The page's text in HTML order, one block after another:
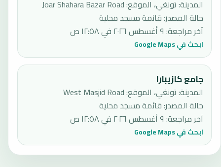
المدينة: تونغي، الموقع: Joar Shahara Bazar Road
حالة المصدر:قائمة مسجد محلية
آخر مراجعة: ٩ أغسطس ٢٠٢٦ في ١٢:٥٨ ص
ابحث في Google Maps
جامع كازيبارا
المدينة: تونغي، الموقع: West Masjid Road
حالة المصدر:قائمة مسجد محلية
آخر مراجعة: ٩ أغسطس ٢٠٢٦ في ١٢:٥٨ ص
ابحث في Google Maps